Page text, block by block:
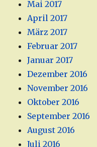
Mai 2017
April 2017
März 2017
Februar 2017
Januar 2017
Dezember 2016
November 2016
Oktober 2016
September 2016
August 2016
Juli 2016